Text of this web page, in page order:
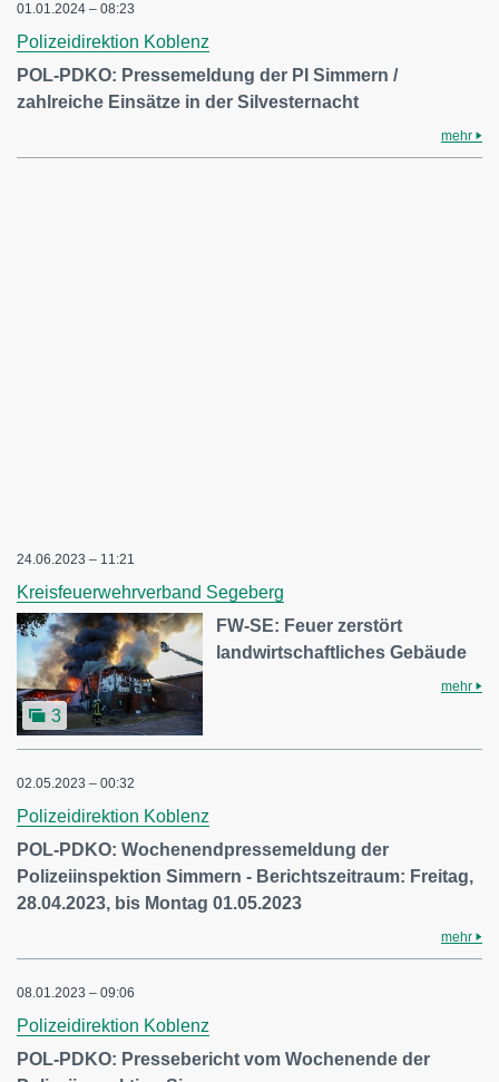
01.01.2024 – 08:23
Polizeidirektion Koblenz
POL-PDKO: Pressemeldung der PI Simmern /
zahlreiche Einsätze in der Silvesternacht
mehr
24.06.2023 – 11:21
Kreisfeuerwehrverband Segeberg
3
FW-SE: Feuer zerstört
landwirtschaftliches Gebäude
mehr
02.05.2023 – 00:32
Polizeidirektion Koblenz
POL-PDKO: Wochenendpressemeldung der
Polizeiinspektion Simmern - Berichtszeitraum: Freitag,
28.04.2023, bis Montag 01.05.2023
mehr
08.01.2023 – 09:06
Polizeidirektion Koblenz
POL-PDKO: Pressebericht vom Wochenende der